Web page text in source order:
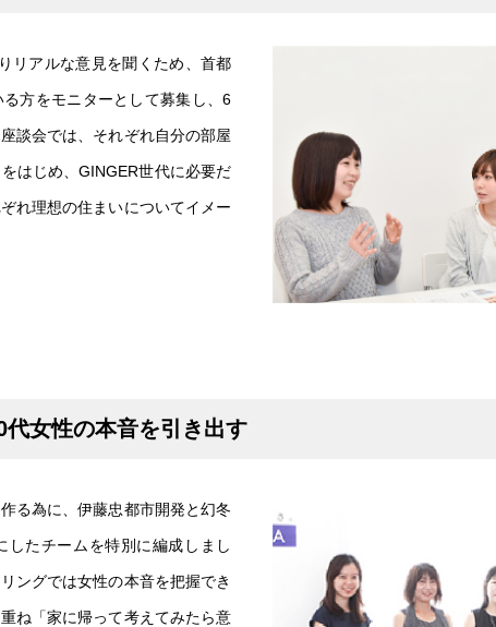
リアルな意見を聞くため、首都
方をモニターとして募集し、6
談会では、それぞれ自分の部屋
はじめ、GINGER世代に必要だ
れ理想の住まいについてイメー
女性の本音を引き出す
る為に、伊藤忠都市開発と幻冬
たチームを特別に編成しまし
ングでは女性の本音を把握でき
ね「家に帰って考えてみたら意